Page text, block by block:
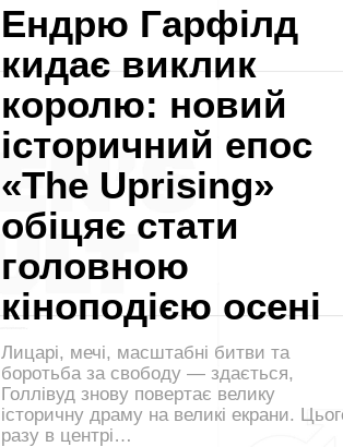
Ендрю Гарфілд
кидає виклик
королю: новий
історичний епос
«The Uprising»
обіцяє стати
головною
кіноподією осені
Лицарі, мечі, масштабні битви та
боротьба за свободу — здається,
Голлівуд знову повертає велику
історичну драму на великі екрани.
разу в центрі…